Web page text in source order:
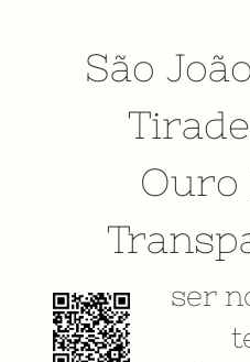
São
Ouro
ser